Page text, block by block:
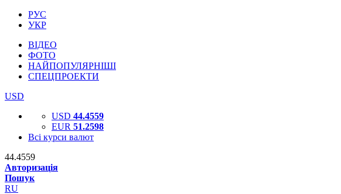
РУС
УКР
ВІДЕО
ФОТО
НАЙПОПУЛЯРНІШІ
СПЕЦПРОЕКТИ
USD
USD 44.4559
EUR 51.2598
Всі курси валют
44.4559
Авторизація
Пошук
RU